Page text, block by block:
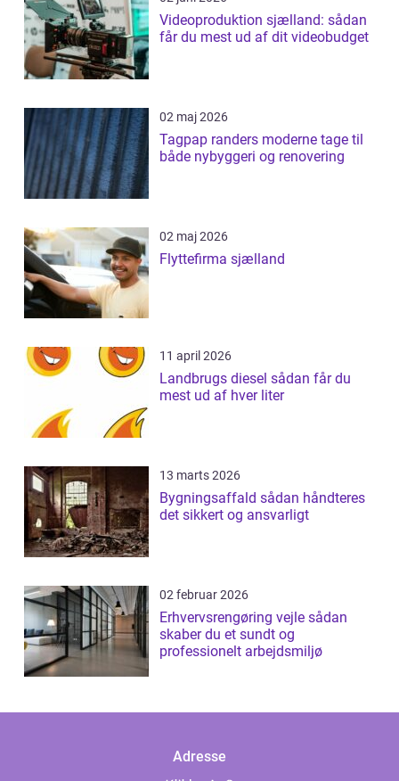
Videoproduktion sjælland: sådan
får du mest ud af dit videobudget
02 maj 2026
Tagpap randers moderne tage til
både nybyggeri og renovering
02 maj 2026
Flyttefirma sjælland
11 april 2026
Landbrugs diesel sådan får du
mest ud af hver liter
13 marts 2026
Bygningsaffald sådan håndteres
det sikkert og ansvarligt
02 februar 2026
Erhvervsrengøring vejle sådan
skaber du et sundt og
professionelt arbejdsmiljø
Adresse